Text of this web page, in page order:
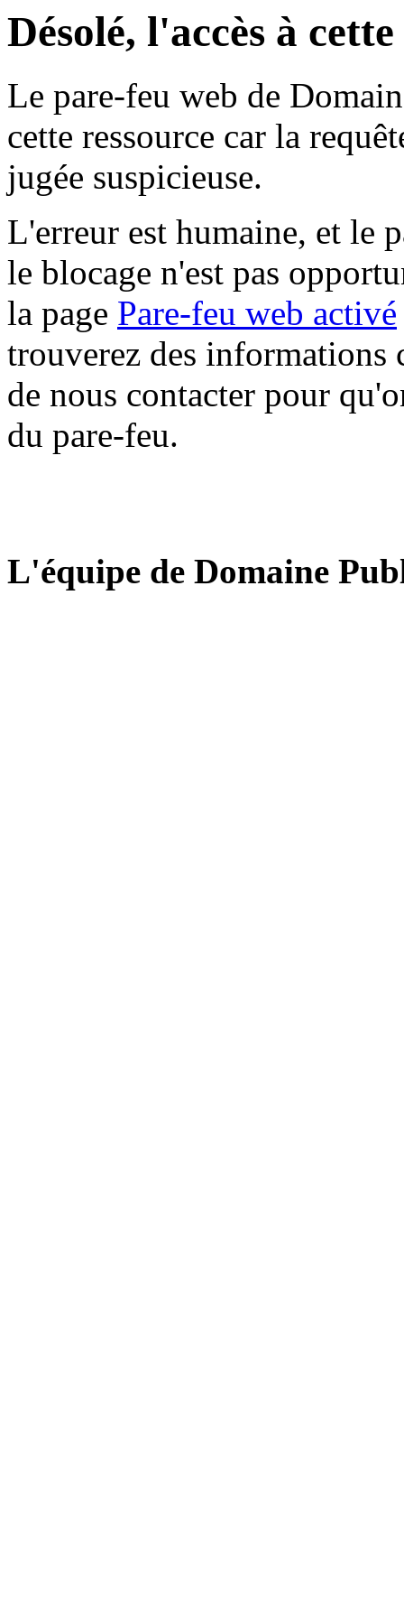
Désolé, l'accès à
Le pare-feu web de
cette ressource car la
jugée suspicieuse.
L'erreur est humaine, et le
le blocage n'est pas
la page Pare-feu web activé
trouverez des informations
de nous contacter pour
du pare-feu.
L'équipe de Domaine